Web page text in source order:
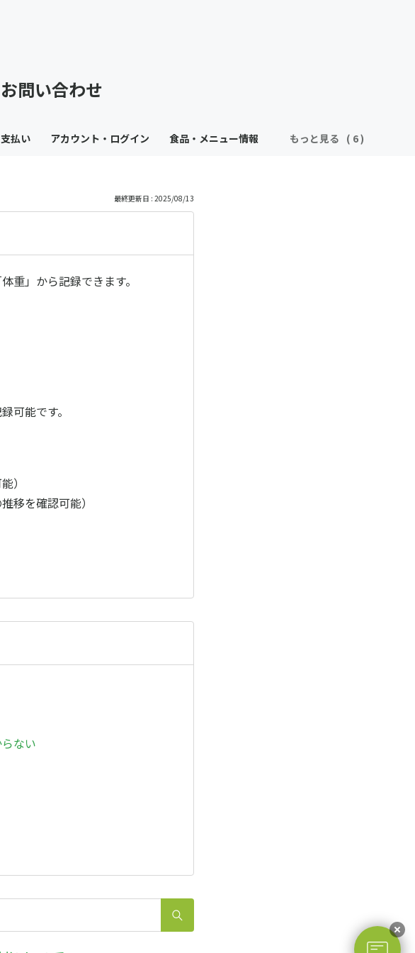
問い合わせ
払い アカウント・ログイン 食品・メニュー情報 もっと見る
最終更新日 : 2025/08/13
重」から記録できます。
可能です。
）
移を確認可能）
ない